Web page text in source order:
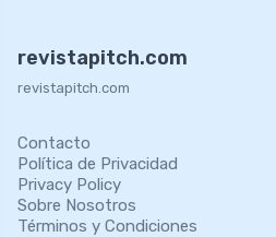
revistapitch.com
revistapitch.com
Contacto
Política de Privacidad
Privacy Policy
Sobre Nosotros
Términos y Condiciones